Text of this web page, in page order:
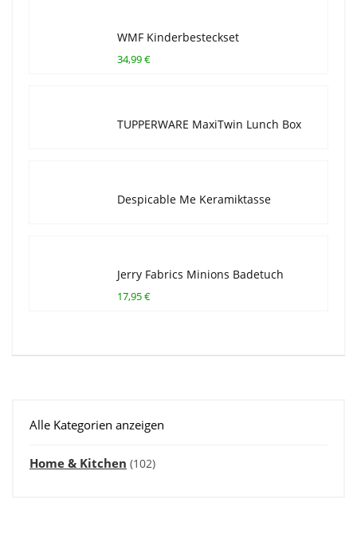
WMF Kinderbesteckset
34,99 €
TUPPERWARE MaxiTwin Lunch Box
Despicable Me Keramiktasse
Jerry Fabrics Minions Badetuch
17,95 €
Alle Kategorien anzeigen
Home & Kitchen (102)